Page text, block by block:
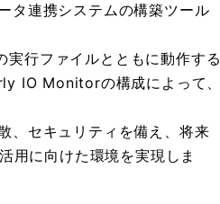
タ連携システムの構築ツール
行ファイルとともに動作する
IO Monitorの構成によって、
、セキュリティを備え、将来
用に向けた環境を実現しま